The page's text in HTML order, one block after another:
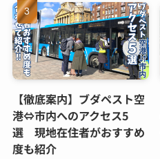
【徹底案内】ブダペスト空
港⇔市内へのアクセス5
選 現地在住者がおすすめ
度も紹介